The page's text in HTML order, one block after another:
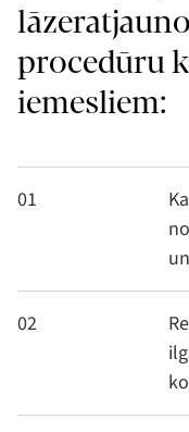
procedūru
iemesliem:
01
02